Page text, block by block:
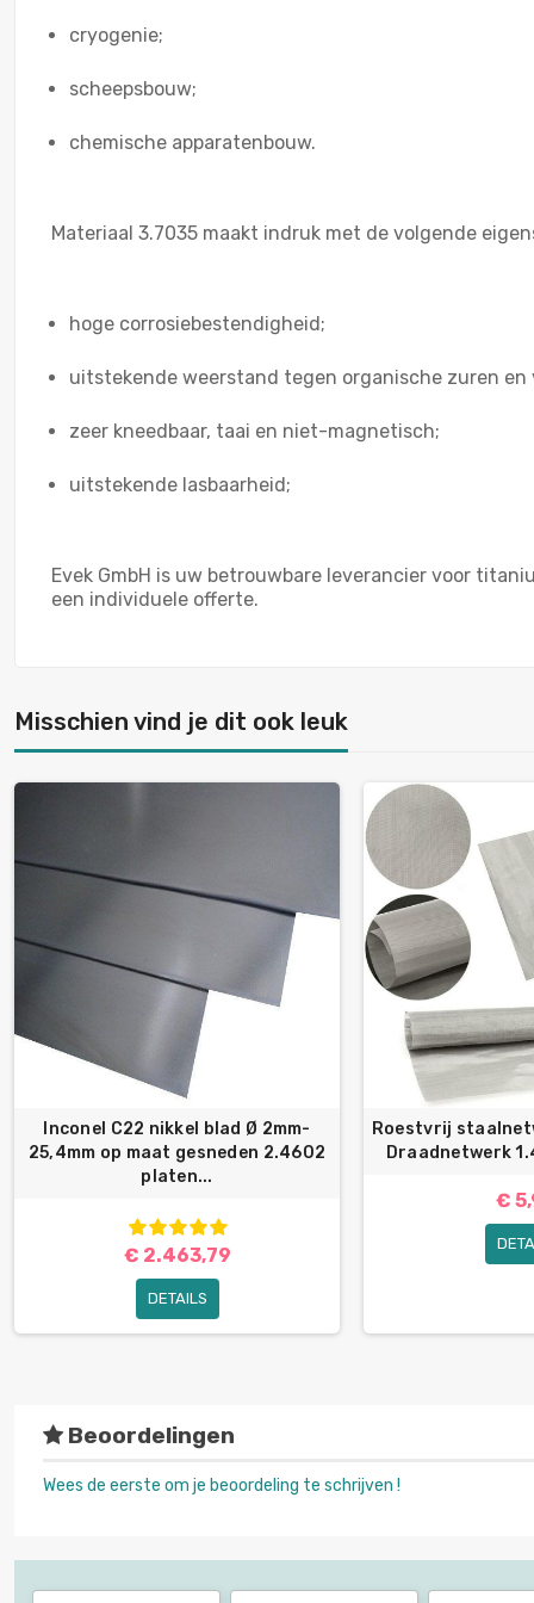
cryogenie;
scheepsbouw;
chemische apparatenbouw.
Materiaal 3.7035 maakt indruk met de volgende
hoge corrosiebestendigheid;
uitstekende weerstand tegen organische zuren
zeer kneedbaar, taai en niet-magnetisch;
uitstekende lasbaarheid;
Evek GmbH is uw betrouwbare leverancier voor
een individuele offerte.
Misschien vind je dit ook leuk
Inconel C22 nikkel blad Ø 2mm-
25,4mm op maat gesneden 2.4602
platen...
€ 2.463,79
DETAILS
Roestvrij
Draadnetwerk
€
Beoordelingen
Wees de eerste om je beoordeling te schrijven !